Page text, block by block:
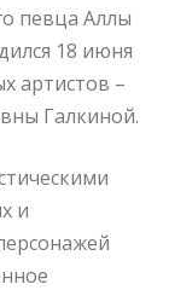
певца Аллы
18 июня
артистов –
Галкиной.
и